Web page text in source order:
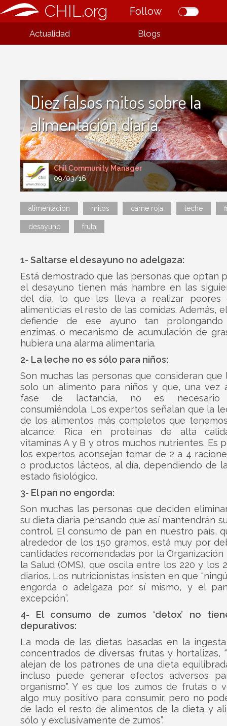
CHIL.org Follow
Actualidad Blogs
Chil Community Manager
09/03/16
Diez falsos mitos sobre la
alimentación diaria.
alimentacion mitos carne roja leche
desayuno fruta
1- Saltarse el desayuno no adelgaza:
Está demostrado que las personas que optan
el desayuno tienen más hambre en las
del día, lo que les lleva a realizar peores
alimenticias el resto de las comidas. Además,
defiende de ese ayuno tan prolongando
enzimas o mecanismo de acumulación de
hubiera una alarma alimentaria.
2- La leche no es sólo para niños:
Son muchas las personas que consideran que
solo un alimento para niños y que, una vez
fase de lactancia, no es necesario
consumiéndola. Los expertos señalan que la
de los alimentos más completos que
alcance. Rica en proteínas de alta
vitaminas A y B y otros muchos nutrientes. Es
los expertos aconsejan tomar de 2 a 4
o productos lácteos, al día, dependiendo de
estado fisiológico.
3- El pan no engorda:
Son muchas las personas que deciden
su dieta diaria pensando que así mantendrán
control. El consumo de pan en nuestro país,
alrededor de los 150 gramos, está muy por
cantidades recomendadas por la Organización
la Salud (OMS), que oscila entre los 220 y los
diarios. Los nutricionistas insisten en que
engorda o adelgaza por sí mismo, y el
excepción”.
4- El consumo de zumos ‘detox’ no
depurativos:
La moda de las dietas basadas en la
concentrados de diversas frutas y hortalizas,
alejan de los patrones de una dieta
incluso puede generar efectos adversos
organismo”. Y es que los zumos de frutas o
algo muy positivo para consumir, pero no
de lado el resto de alimentos de la dieta y
sólo y exclusivamente de zumos”.